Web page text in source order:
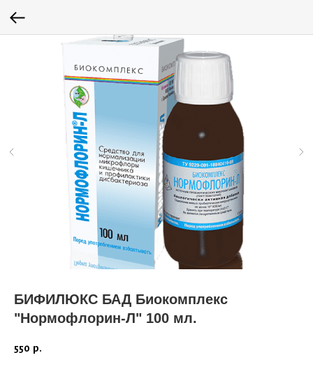
БИФИЛЮКС БАД Биокомплекс
"Нормофлорин-Л" 100 мл.
550 р.